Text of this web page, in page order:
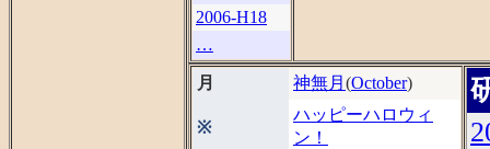
2006-H18
…
月 神無月 (October)
※
ハッピーハロウィ
ン！